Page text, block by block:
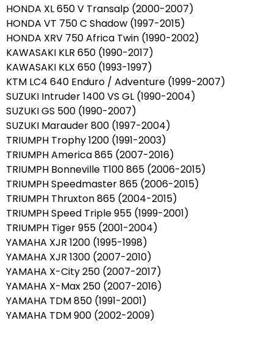
HONDA XL 650 V Transalp (2000-2007)
HONDA VT 750 C Shadow (1997-2015)
HONDA XRV 750 Africa Twin (1990-2002)
KAWASAKI KLR 650 (1990-2017)
KAWASAKI KLX 650 (1993-1997)
KTM LC4 640 Enduro / Adventure (1999-2007)
SUZUKI Intruder 1400 VS GL (1990-2004)
SUZUKI GS 500 (1990-2007)
SUZUKI Marauder 800 (1997-2004)
TRIUMPH Trophy 1200 (1991-2003)
TRIUMPH America 865 (2007-2016)
TRIUMPH Bonneville T100 865 (2006-2015)
TRIUMPH Speedmaster 865 (2006-2015)
TRIUMPH Thruxton 865 (2004-2015)
TRIUMPH Speed Triple 955 (1999-2001)
TRIUMPH Tiger 955 (2001-2004)
YAMAHA XJR 1200 (1995-1998)
YAMAHA XJR 1300 (2007-2010)
YAMAHA X-City 250 (2007-2017)
YAMAHA X-Max 250 (2007-2016)
YAMAHA TDM 850 (1991-2001)
YAMAHA TDM 900 (2002-2009)